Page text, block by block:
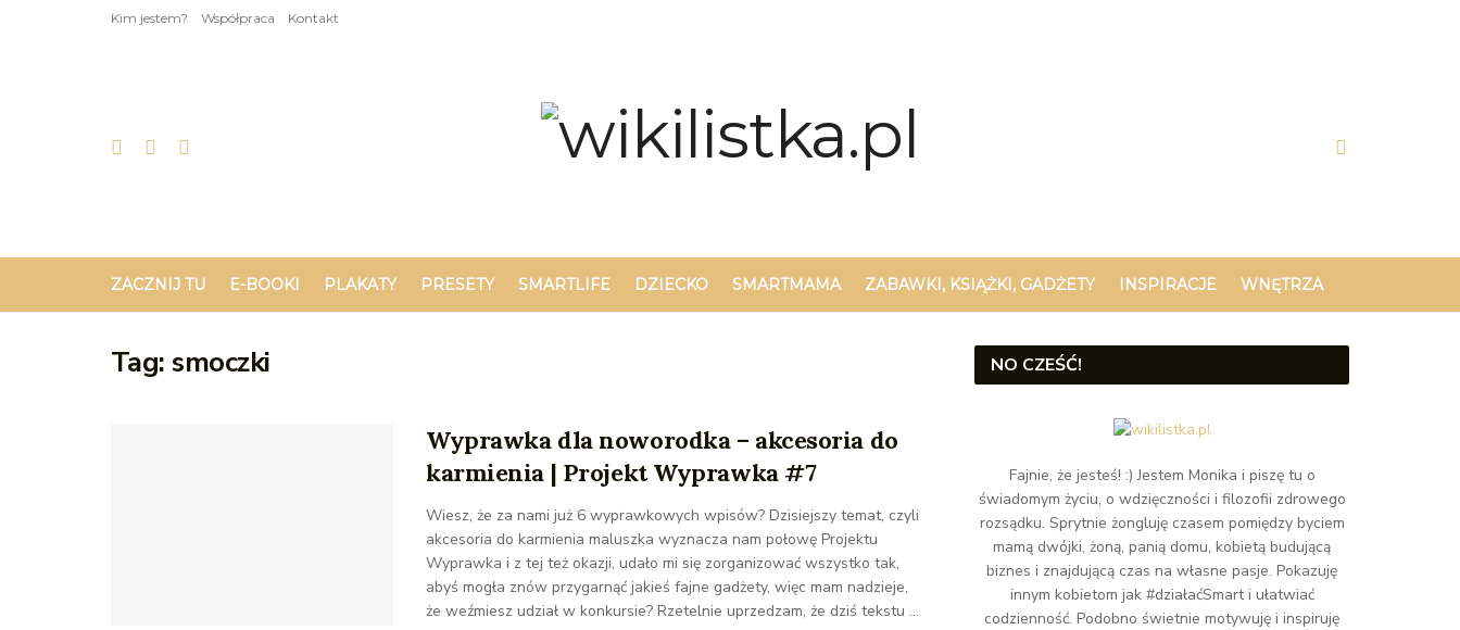
Kim jestem? Współpraca Kontakt
ZACZNIJ TU E-BOOKI PLAKATY PRESETY SMARTLIFE DZIECKO SMARTMAMA ZABAWKI, KSIĄŻKI, GADŻETY INSPIRACJE WNĘTRZA
Tag:smoczki
Wyprawka dla noworodka – akcesoria do
karmienia | Projekt Wyprawka #7
Wiesz, że za nami już 6 wyprawkowych wpisów? Dzisiejszy temat, czyli
akcesoria do karmienia maluszka wyznacza nam połowę Projektu
Wyprawka i z tej też okazji, udało mi się zorganizować wszystko tak,
abyś mogła znów przygarnąć jakieś fajne gadżety, więc mam nadzieje,
że weźmiesz udział w konkursie? Rzetelnie uprzedzam, że dziś tekstu ...
NO CZEŚĆ!
Fajnie, że jesteś! :) Jestem Monika i piszę tu o
świadomym życiu, o wdzięczności i filozofii zdrowego
rozsądku. Sprytnie żongluję czasem pomiędzy byciem
mamą dwójki, żoną, panią domu, kobietą budującą
biznes i znajdującą czas na własne pasje. Pokazuję
innym kobietom jak #działaćSmart i ułatwiać
codzienność. Podobno świetnie motywuję i inspiruję